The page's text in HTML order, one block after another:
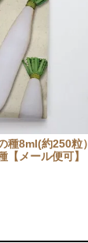
種8ml(約250粒）
メール便可】